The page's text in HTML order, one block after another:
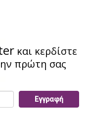
και κερδίστε
πρώτη σας
Εγγραφή